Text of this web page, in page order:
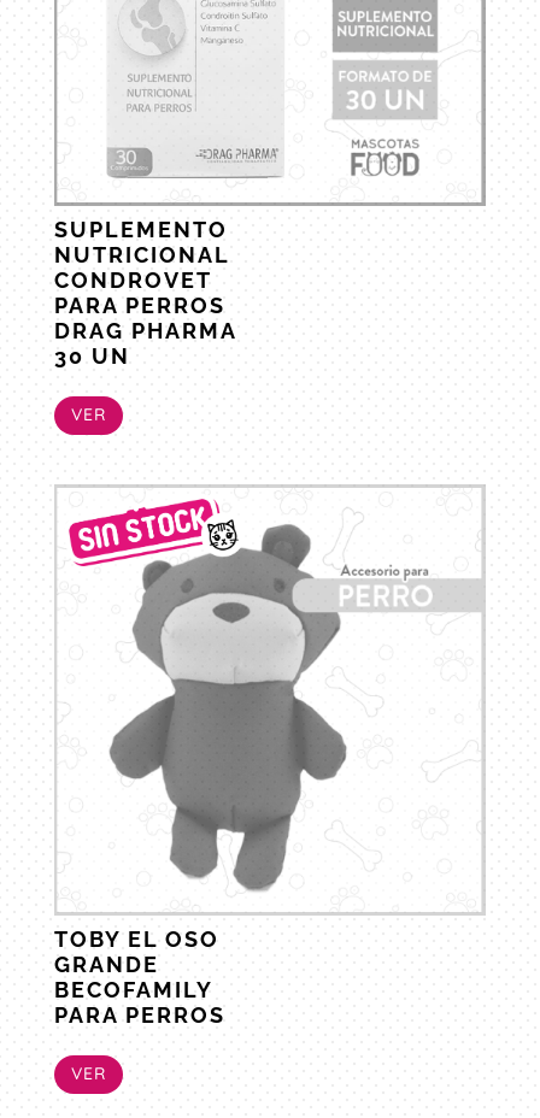
SUPLEMENTO
NUTRICIONAL
CONDROVET
PARA PERROS
DRAG PHARMA
30 UN
VER
TOBY EL OSO
GRANDE
BECOFAMILY
PARA PERROS
VER